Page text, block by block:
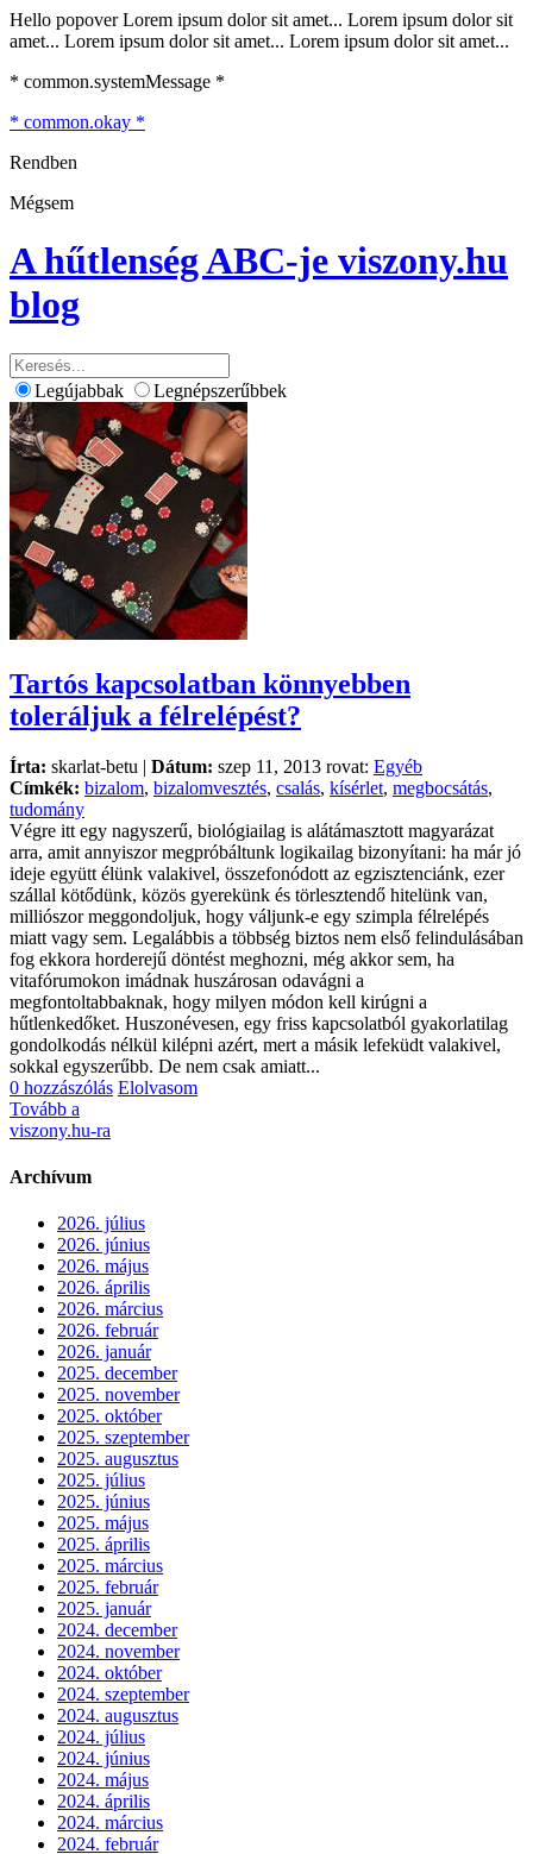
Hello popover Lorem ipsum dolor sit amet... Lorem ipsum dolor sit
amet... Lorem ipsum dolor sit amet... Lorem ipsum dolor sit amet...
* common.systemMessage *
* common.okay *
Rendben
Mégsem
A hűtlenség ABC-je viszony.hu
blog
Legújabbak Legnépszerűbbek
Tartós kapcsolatban könnyebben
toleráljuk a félrelépést?
Írta: skarlat-betu | Dátum: szep 11, 2013 rovat: Egyéb
Címkék: bizalom, bizalomvesztés, csalás, kísérlet, megbocsátás,
tudomány
Végre itt egy nagyszerű, biológiailag is alátámasztott magyarázat
arra, amit annyiszor megpróbáltunk logikailag bizonyítani: ha már jó
ideje együtt élünk valakivel, összefonódott az egzisztenciánk, ezer
szállal kötődünk, közös gyerekünk és törlesztendő hitelünk van,
milliószor meggondoljuk, hogy váljunk-e egy szimpla félrelépés
miatt vagy sem. Legalábbis a többség biztos nem első felindulásában
fog ekkora horderejű döntést meghozni, még akkor sem, ha
vitafórumokon imádnak huszárosan odavágni a
megfontoltabbaknak, hogy milyen módon kell kirúgni a
hűtlenkedőket. Huszonévesen, egy friss kapcsolatból gyakorlatilag
gondolkodás nélkül kilépni azért, mert a másik lefeküdt valakivel,
sokkal egyszerűbb. De nem csak amiatt...
0 hozzászólás Elolvasom
Tovább a
viszony.hu-ra
Archívum
2026. július
2026. június
2026. május
2026. április
2026. március
2026. február
2026. január
2025. december
2025. november
2025. október
2025. szeptember
2025. augusztus
2025. július
2025. június
2025. május
2025. április
2025. március
2025. február
2025. január
2024. december
2024. november
2024. október
2024. szeptember
2024. augusztus
2024. július
2024. június
2024. május
2024. április
2024. március
2024. február